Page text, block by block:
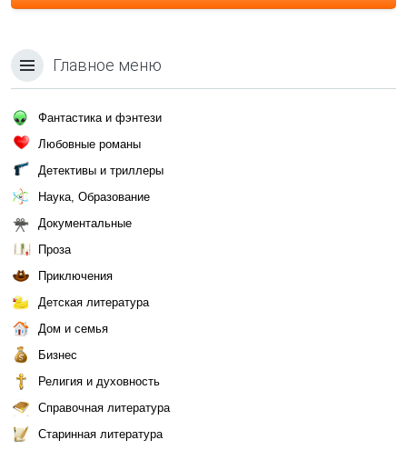
Главное меню
Фантастика и фэнтези
Любовные романы
Детективы и триллеры
Наука, Образование
Документальные
Проза
Приключения
Детская литература
Дом и семья
Бизнес
Религия и духовность
Справочная литература
Старинная литература